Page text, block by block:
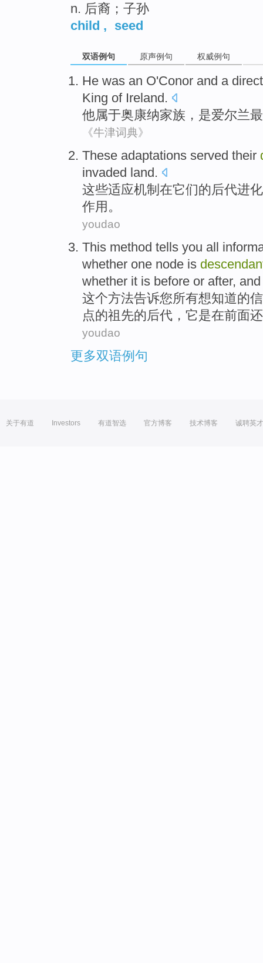
n. 后裔；子孙
child , seed
双语例句 原声例句 权威例句
He was an O'Conor and a
King of Ireland .
他属于奥康纳家族， 是爱尔兰
《牛津词典》
These adaptations served their
invaded land.
这些适应机制在它们的后代进
作用。
youdao
This method tells you all
whether one node is
whether it is before or after,
这个方法告诉您所有想知道的
点的祖先的 后代 ， 它是在前面
youdao
更多双语例句
关于有道 Investors 有道智选 官方博客 技术博客 诚聘英才